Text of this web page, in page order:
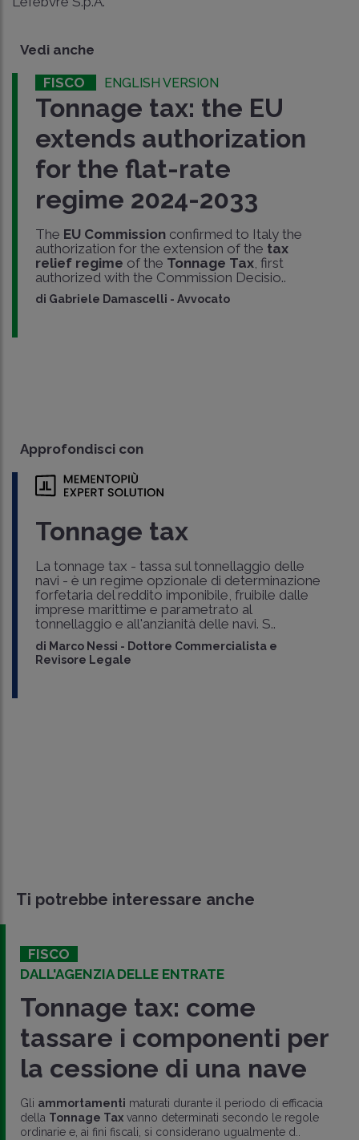
Vedi anche
FISCO ENGLISH VERSION
Tonnage tax: the EU
extends authorization
for the flat-rate
regime 2024-2033
The EU Commissionconfirmed to Italy the
authorization for the extension of the tax
relief regime of the Tonnage Tax, first
authorized with the Commission Decisio..
di Gabriele Damascelli - Avvocato
Approfondisci con
Tonnage tax
La tonnage tax - tassa sul tonnellaggio delle
navi - è un regime opzionale di determinazione
forfetaria del reddito imponibile, fruibile dalle
imprese marittime e parametrato al
tonnellaggio e all'anzianità delle navi. S..
di Marco Nessi - Dottore Commercialista e
Revisore Legale
Ti potrebbe interessare anche
FISCO
DALL'AGENZIA DELLE ENTRATE
Tonnage tax: come
tassare i componenti per
la cessione di una nave
Gli ammortamenti maturati durante il periodo di efficacia
della Tonnage Tax vanno determinati secondo le regole
ordinarie e, ai fini fiscali, si considerano ugualmente d..